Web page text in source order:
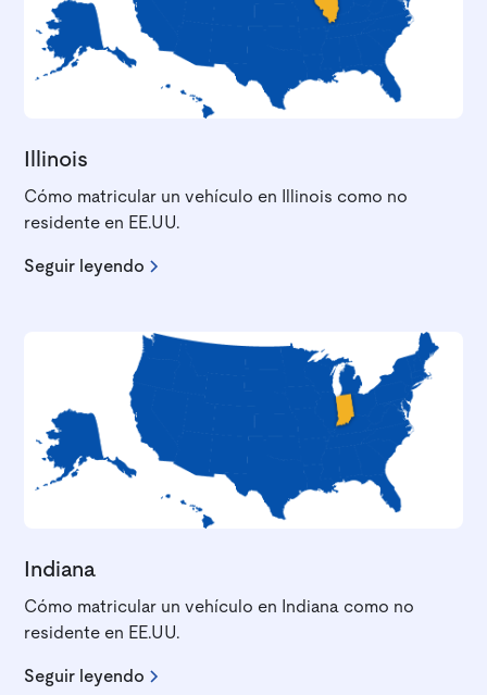
Illinois
Cómo matricular un vehículo en Illinois como no
residente en EE.UU.
Seguir leyendo
Indiana
Cómo matricular un vehículo en Indiana como no
residente en EE.UU.
Seguir leyendo